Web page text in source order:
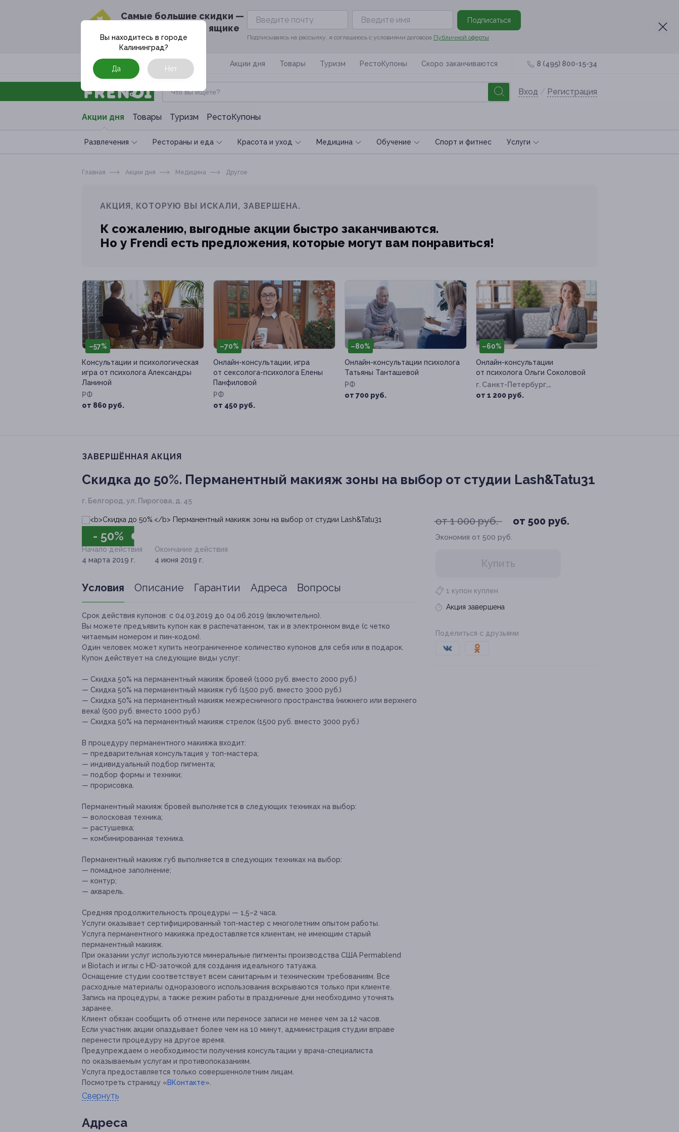
Cамые большие скидки —
в твоём почтовом ящике
Подписаться
Подписываясь на рассылку, я соглашаюсь с условиями договора Публичной оферты
Москва Акции дня Товары Туризм РестоКупоны Скоро заканчиваются 8 (495) 800-15-34
Вход / Регистрация
Акции дня Товары Туризм РестоКупоны
Развлечения Рестораны и еда Красота и уход Медицина Обучение Спoрт и фитнес Услуги
Вы находитесь в городе
Калининград?
Да Нет
Главная Акции дня Медицина Другое
АКЦИЯ, КОТОРУЮ ВЫ ИСКАЛИ, ЗАВЕРШЕНА.
К сожалению, выгодные акции быстро заканчиваются.
Но у Frendi есть предложения, которые могут вам понравиться!
–57%
Консультации и психологическая
игра от психолога Александры
Ланиной
РФ
от 860 руб.
–70%
Онлайн-консультации, игра
от сексолога-психолога Елены
Панфиловой
РФ
от 450 руб.
–80%
Онлайн-консультации психолога
Татьяны Танташевой
РФ
от 700 руб.
–60%
Онлайн-консультации
от психолога Ольги Соколовой
г. Санкт-Петербург,
Захарьевская ул, д. 25
от 1 200 руб.
ЗАВЕРШЁННАЯ АКЦИЯ
Скидка до 50%. Перманентный макияж зоны на выбор от студии Lash&Tatu31
г. Белгород, ул. Пирогова, д. 45
- 50%
от 1 000 руб. от 500 руб.
Экономия от 500 руб.
Купить
1 купон куплен
Акция завершена
Поделиться с друзьями
Начало действия
4 марта 2019 г.
Окончание действия
4 июня 2019 г.
Условия Описание Гарантии Адреса Вопросы
Срок действия купонов: с 04.03.2019 до 04.06.2019 (включительно).
Вы можете предъявить купон как в распечатанном, так и в электронном виде (с четко
читаемым номером и пин-кодом).
Один человек может купить неограниченное количество купонов для себя или в подарок.
Купон действует на следующие виды услуг:
— Скидка 50% на перманентный макияж бровей (1000 руб. вместо 2000 руб.)
— Скидка 50% на перманентный макияж губ (1500 руб. вместо 3000 руб.)
— Скидка 50% на перманентный макияж межресничного пространства (нижнего или верхнего
века) (500 руб. вместо 1000 руб.)
— Скидка 50% на перманентный макияж стрелок (1500 руб. вместо 3000 руб.)
В процедуру перманентного макияжа входит:
— предварительная консультация у топ-мастера;
— индивидуальный подбор пигмента;
— подбор формы и техники;
— прорисовка.
Перманентный макияж бровей выполняется в следующих техниках на выбор:
— волосковая техника;
— растушевка;
— комбинированная техника.
Перманентный макияж губ выполняется в следующих техниках на выбор:
— помадное заполнение;
— контур;
— акварель.
Средняя продолжительность процедуры — 1,5–2 часа.
Услуги оказывает сертифицированный топ-мастер с многолетним опытом работы.
Услуга перманентного макияжа предоставляется клиентам, не имеющим старый
перманентный макияж.
При оказании услуг используются минеральные пигменты производства США Permablend
и Biotach и иглы с HD-заточкой для создания идеального татуажа.
Оснащение студии соответствует всем санитарным и техническим требованиям. Все
расходные материалы одноразового использования вскрываются только при клиенте.
Запись на процедуры, а также режим работы в праздничные дни необходимо уточнять
заранее.
Клиент обязан сообщить об отмене или переносе записи не менее чем за 12 часов.
Если участник акции опаздывает более чем на 10 минут, администрация студии вправе
перенести процедуру на другое время.
Предупреждаем о необходимости получения консультации у врача-специалиста
по оказываемым услугам и противопоказаниям.
Услуга предоставляется только совершеннолетним лицам.
Посмотреть страницу «ВКонтакте».
Свернуть
Адресa